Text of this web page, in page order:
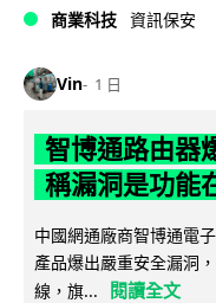
商業科技 資訊保安
Vin 1 日
智博通路由器
稱漏洞是功能
中國網通廠商智博通電
產品爆出嚴重安全漏洞
線，旗...
閱讀全文